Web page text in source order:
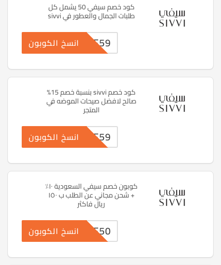
كود خصم سيفي 50 يشمل كل
طلبات الجمال والعطور في sivvi
PF59 انسخ الكوبون
كود خصم sivvi بنسبة خصم 15%
صالح لافضل صيحات الموضه في
المتجر
PF59 انسخ الكوبون
كوبون خصم سيفي السعودية ١٠٪
+ شحن مجاني عن الطلب ب ١٥٠
ريال فاكثر
PF50 انسخ الكوبون